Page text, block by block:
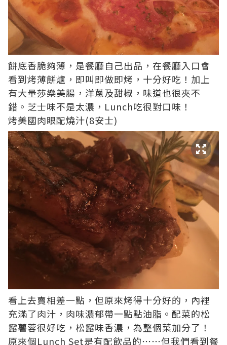
餅底香脆夠薄，是餐廳自己出品，在餐廳入口會
看到烤薄餅爐，即叫即做即烤，十分好吃！加上
有大量莎樂美腸，洋蔥及甜椒，味道也很夾不
錯。芝士味不是太濃，Lunch吃很對口味！
烤美國肉眼配燒汁(8安士)
看上去賣相差一點，但原來烤得十分好的，內裡
充滿了肉汁，肉味濃郁帶一點點油脂。配菜的松
露薯蓉很好吃，松露味香濃，為整個菜加分了！
原來個Lunch Set是有配飲品的⋯⋯但我們看到餐